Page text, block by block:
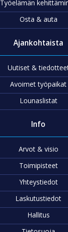
Työelämän
Osta & auta
Ajankohtaista
Uutiset &
Avoimet työpaikat
Lounaslistat
Info
Arvot & visio
Toimipisteet
Yhteystiedot
Laskutustiedot
Hallitus